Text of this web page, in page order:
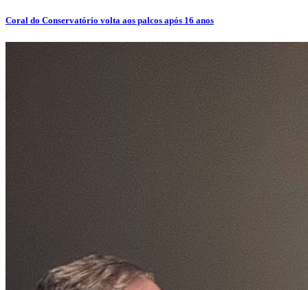
Coral do Conservatório volta aos palcos após 16 anos